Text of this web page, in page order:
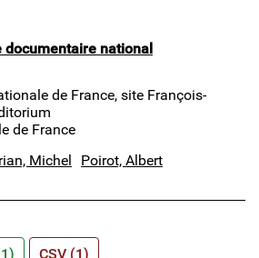
documentaire national
de France, site François-
de France
Michel
Poirot, Albert
CSV (1)